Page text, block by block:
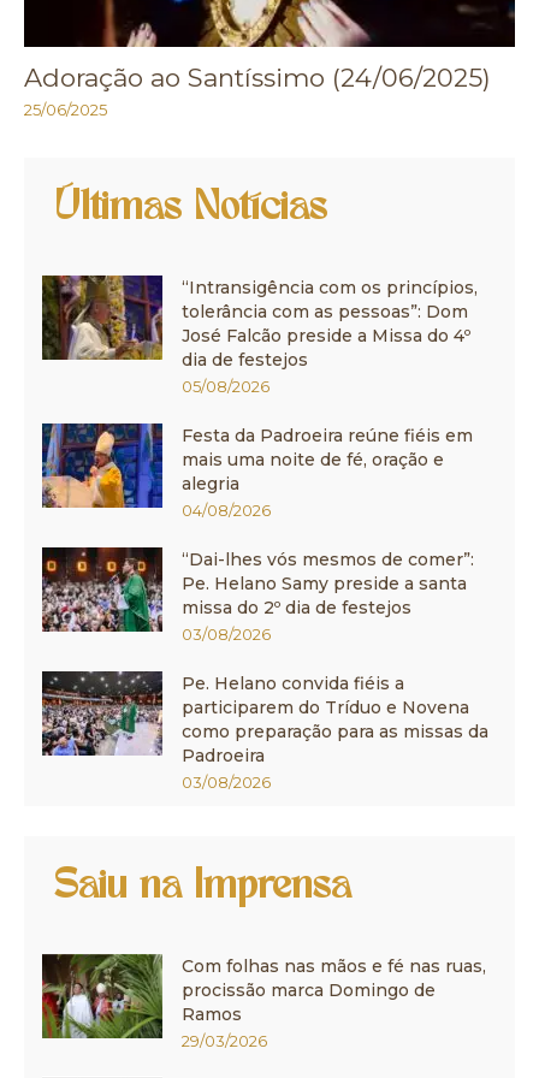
Adoração ao Santíssimo (24/06/2025)
25/06/2025
Últimas Notícias
“Intransigência com os princípios,
tolerância com as pessoas”: Dom
José Falcão preside a Missa do 4º
dia de festejos
05/08/2026
Festa da Padroeira reúne fiéis em
mais uma noite de fé, oração e
alegria
04/08/2026
“Dai-lhes vós mesmos de comer”:
Pe. Helano Samy preside a santa
missa do 2º dia de festejos
03/08/2026
Pe. Helano convida fiéis a
participarem do Tríduo e Novena
como preparação para as missas da
Padroeira
03/08/2026
Saiu na Imprensa
Com folhas nas mãos e fé nas ruas,
procissão marca Domingo de
Ramos
29/03/2026